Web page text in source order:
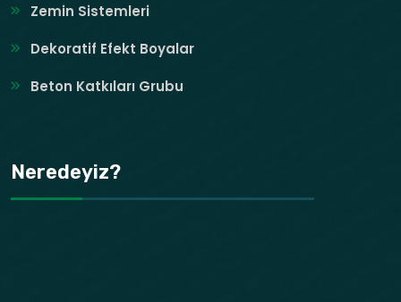
Zemin Sistemleri
Dekoratif Efekt Boyalar
Beton Katkıları Grubu
Neredeyiz?